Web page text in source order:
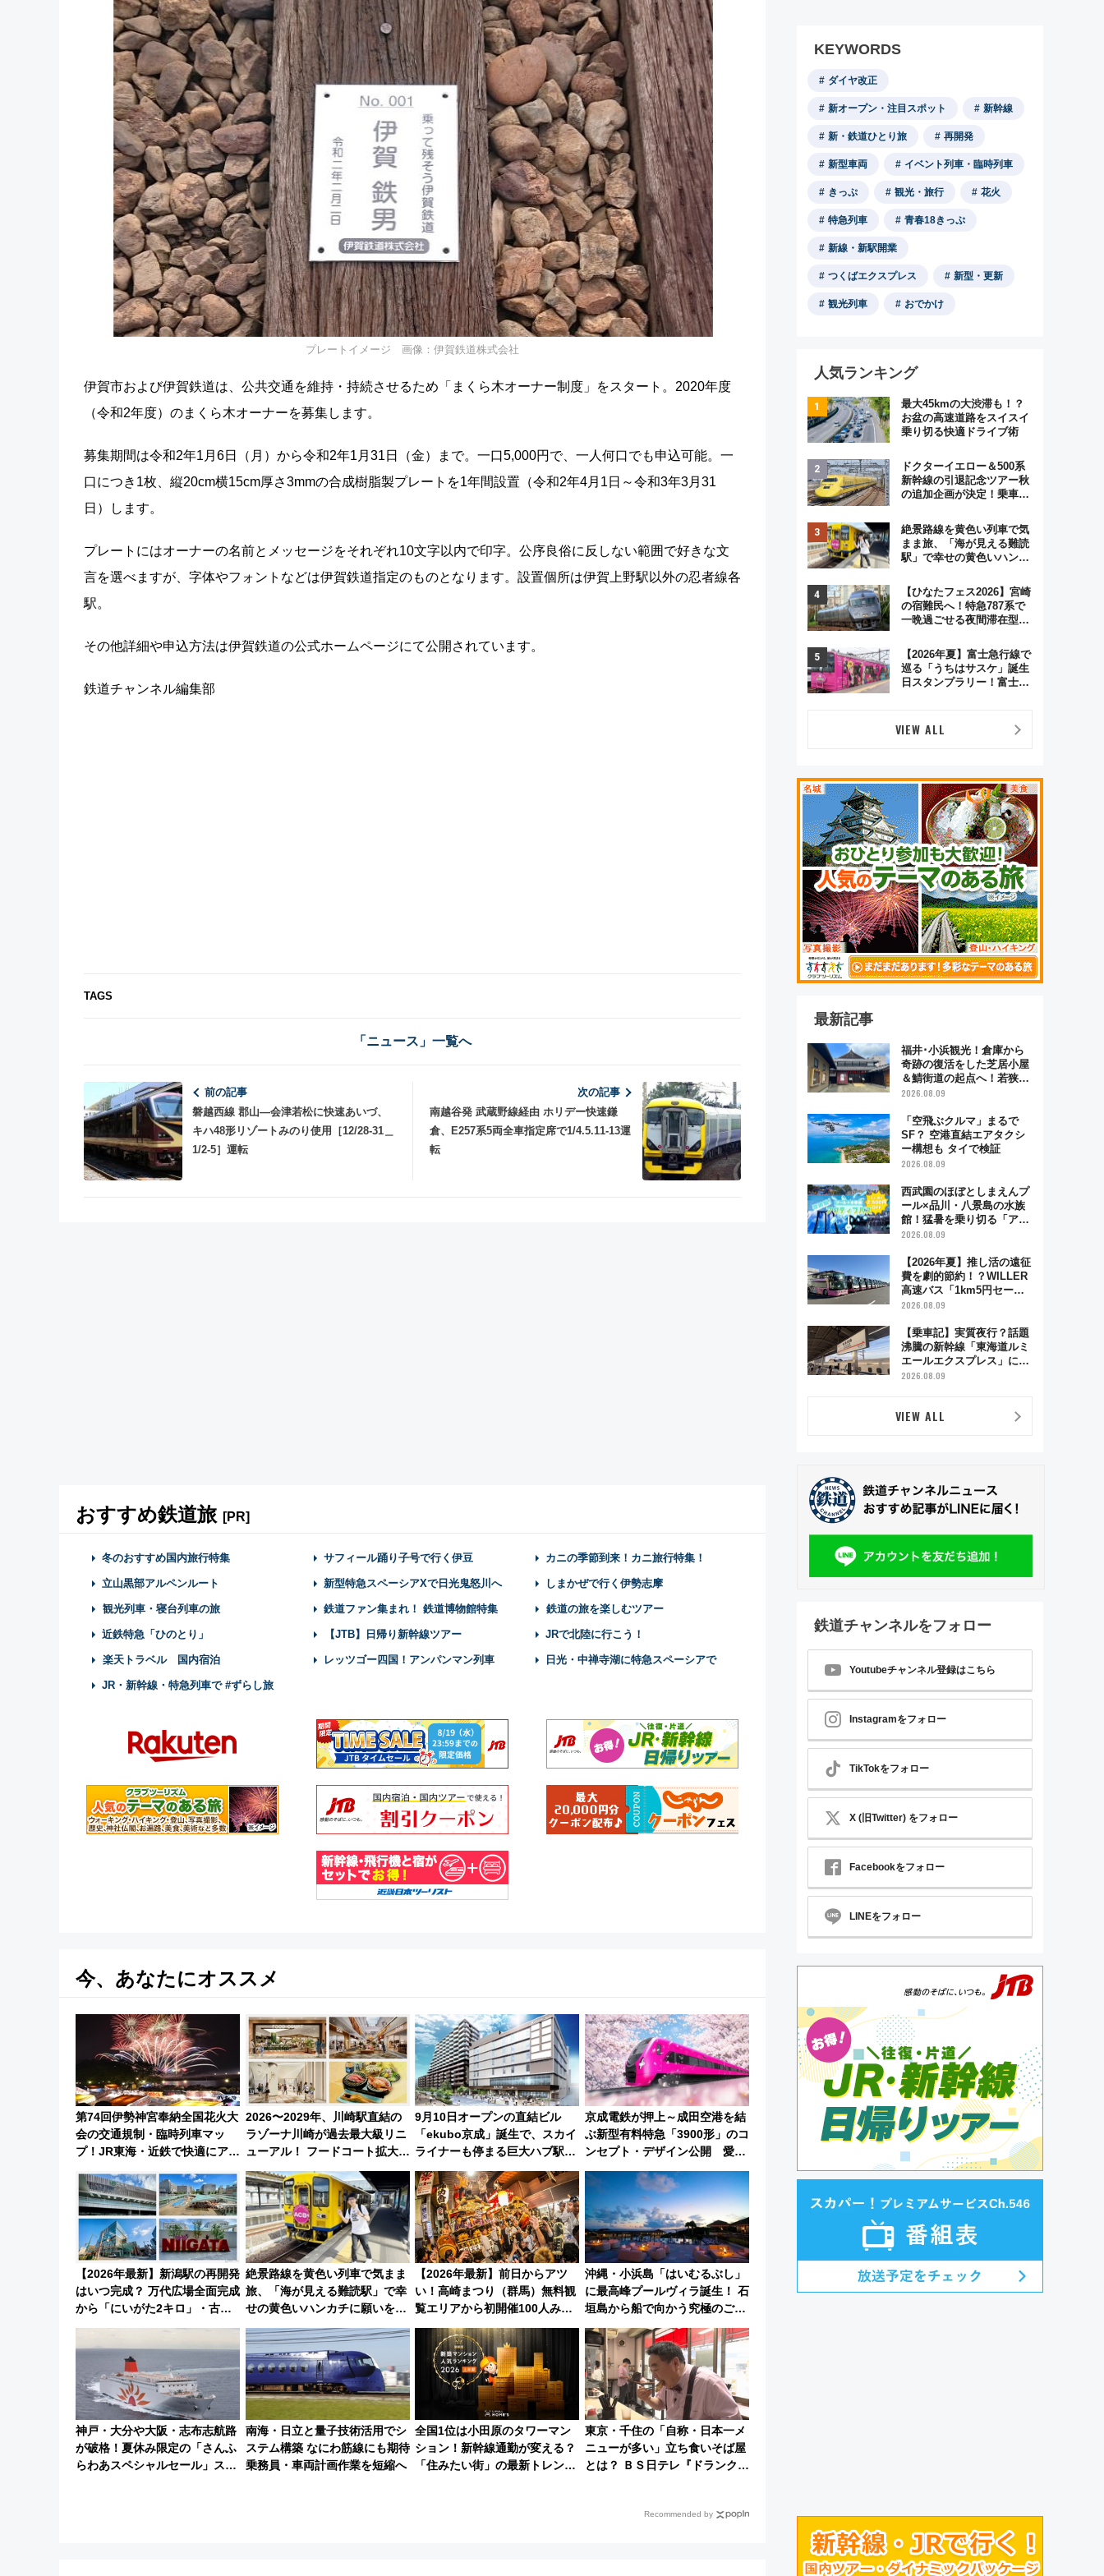
プレートイメージ 画像：伊賀鉄道株式会社
伊賀市および伊賀鉄道は、公共交通を維持・持続させるため「まくら木オーナー制度」をスタート。2020年度
（令和2年度）のまくら木オーナーを募集します。
募集期間は令和2年1月6日（月）から令和2年1月31日（金）まで。一口5,000円で、一人何口でも申込可能。一
口につき1枚、縦20cm横15cm厚さ3mmの合成樹脂製プレートを1年間設置（令和2年4月1日～令和3年3月31
日）します。
プレートにはオーナーの名前とメッセージをそれぞれ10文字以内で印字。公序良俗に反しない範囲で好きな文
言を選べますが、字体やフォントなどは伊賀鉄道指定のものとなります。設置個所は伊賀上野駅以外の忍者線各
駅。
その他詳細や申込方法は伊賀鉄道の公式ホームページにて公開されています。
鉄道チャンネル編集部
TAGS
「ニュース」一覧へ
前の記事
磐越西線 郡山―会津若松に快速あいづ、
キハ48形リゾートみのり使用［12/28-31＿
1/2-5］運転
次の記事
南越谷発 武蔵野線経由 ホリデー快速鎌
倉、E257系5両全車指定席で1/4.5.11-13運
転
おすすめ鉄道旅 [PR]
冬のおすすめ国内旅行特集 サフィール踊り子号で行く伊豆 カニの季節到来！カニ旅行特集！
立山黒部アルペンルート 新型特急スペーシアXで日光鬼怒川へ しまかぜで行く伊勢志摩
観光列車・寝台列車の旅 鉄道ファン集まれ！ 鉄道博物館特集 鉄道の旅を楽しむツアー
近鉄特急「ひのとり」 【JTB】日帰り新幹線ツアー JRで北陸に行こう！
楽天トラベル 国内宿泊 レッツゴー四国！アンパンマン列車 日光・中禅寺湖に特急スペーシアで
JR・新幹線・特急列車で #ずらし旅
今、あなたにオススメ
第74回伊勢神宮奉納全国花火大
会の交通規制・臨時列車マッ
プ！JR東海・近鉄で快適にアク
2026〜2029年、川崎駅直結の
ラゾーナ川崎が過去最大級リニ
ューアル！ フードコート拡大な
ど「いつから何が変わるか」徹
底解説！
9月10日オープンの直結ビル
「ekubo京成」誕生で、スカイ
ライナーも停まる巨大ハブ駅・
新鎌ヶ谷はどう変わる？ 全テナ
ント情報も公開！
京成電鉄が押上～成田空港を結
ぶ新型有料特急「3900形」のコ
ンセプト・デザイン公開 愛称
募集も実施
【2026年最新】新潟駅の再開発
はいつ完成？ 万代広場全面完成
から「にいがた2キロ」・古町
再開発、バスタ新潟構想まで徹
絶景路線を黄色い列車で気まま
旅、「海が見える難読駅」で幸
せの黄色いハンカチに願いを
「新・鉄道ひとり旅」279回目
の舞台は「島原鉄道」
【2026年最新】前日からアツ
い！高崎まつり（群馬）無料観
覧エリアから初開催100人みこ
しまで
沖縄・小浜島「はいむるぶし」
に最高峰プールヴィラ誕生！ 石
垣島から船で向かう究極のご褒
美旅「何もしない贅沢」を体験
してみない？
神戸・大分や大阪・志布志航路
が破格！夏休み限定の「さんふ
らわあスペシャルセール」スタ
南海・日立と量子技術活用でシ
ステム構築 なにわ筋線にも期待
乗務員・車両計画作業を短縮へ
全国1位は小田原のタワーマン
ション！新幹線通勤が変える？
「住みたい街」の最新トレンド
東京・千住の「自称・日本一メ
ニューが多い」立ち食いそば屋
とは？ ＢＳ日テレ『ドランク塚
Recommended by
KEYWORDS
ダイヤ改正
新オープン・注目スポット 新幹線
新・鉄道ひとり旅 再開発
新型車両 イベント列車・臨時列車
きっぷ 観光・旅行 花火
特急列車 青春18きっぷ
新線・新駅開業
つくばエクスプレス 新型・更新
観光列車 おでかけ
人気ランキング
最大45kmの大渋滞も！？
お盆の高速道路をスイスイ
乗り切る快適ドライブ術
ドクターイエロー＆500系
新幹線の引退記念ツアー秋
の追加企画が決定！乗車体
とめ
絶景路線を黄色い列車で気
まま旅、「海が見える難読
駅」で幸せの黄色いハンカ
とり旅」279回目の舞台は
「島原鉄道」
【ひなたフェス2026】宮崎
の宿難民へ！特急787系で
一晩過ごせる夜間滞在型イ
ま」が救世主に？
【2026年夏】富士急行線で
巡る「うちはサスケ」誕生
日スタンプラリー！富士急
VIEW ALL
最新記事
福井･小浜観光！倉庫から
奇跡の復活をした芝居小屋
＆鯖街道の起点へ！若狭小
浜お魚センターでBBQ、老
グルメ散歩
2026.08.09
「空飛ぶクルマ」まるで
SF？ 空港直結エアタクシ
ー構想も タイで検証
2026.08.09
西武園のほぼとしまえんプ
ール×品川・八景島の水族
館！猛暑を乗り切る「アク
ティブパス」で夏休みをお
2026.08.09
【2026年夏】推し活の遠征
費を劇的節約！？WILLER
高速バス「1km5円セー
ル」やワンコイン温泉の最
路線まとめ
2026.08.09
【乗車記】実質夜行？話題
沸騰の新幹線「東海道ルミ
エールエクスプレス」に乗
車してみた 東京22時発、
らし過ぎる朝
2026.08.09
VIEW ALL
鉄道チャンネルをフォロー
Youtubeチャンネル登録はこちら
Instagramをフォロー
TikTokをフォロー
X (旧Twitter) をフォロー
Facebookをフォロー
LINEをフォロー